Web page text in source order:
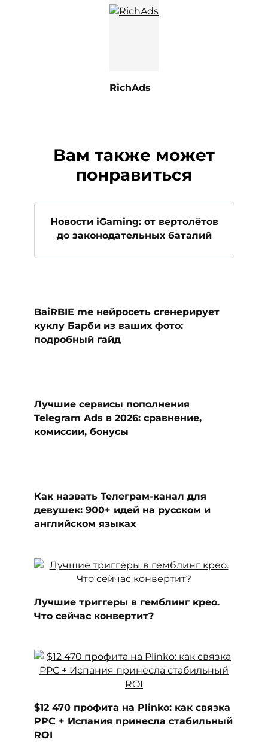
RichAds
Вам также может
понравиться
Новости iGaming: от вертолётов
до законодательных баталий
BaiRBIE me нейросеть сгенерирует
куклу Барби из ваших фото:
подробный гайд
Лучшие сервисы пополнения
Telegram Ads в 2026: сравнение,
комиссии, бонусы
Как назвать Телеграм-канал для
девушек: 900+ идей на русском и
английском языках
Лучшие триггеры в гемблинг крео.
Что сейчас конвертит?
$12 470 профита на Plinko: как связка
PPC + Испания принесла стабильный
ROI